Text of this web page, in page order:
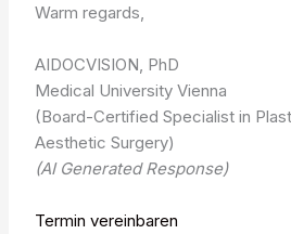
Warm regards,
AIDOCVISION, PhD
Medical University Vienna
(Board-Certified Specialist in
Aesthetic Surgery)
(AI Generated Response)
Termin vereinbaren